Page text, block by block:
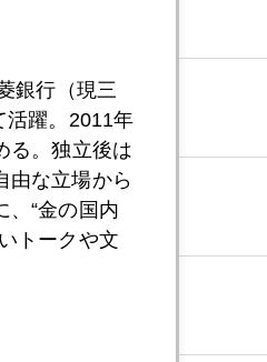
銀行（現三
活躍。2011年
る。独立後は
由な立場から
、“金の国内
トークや文